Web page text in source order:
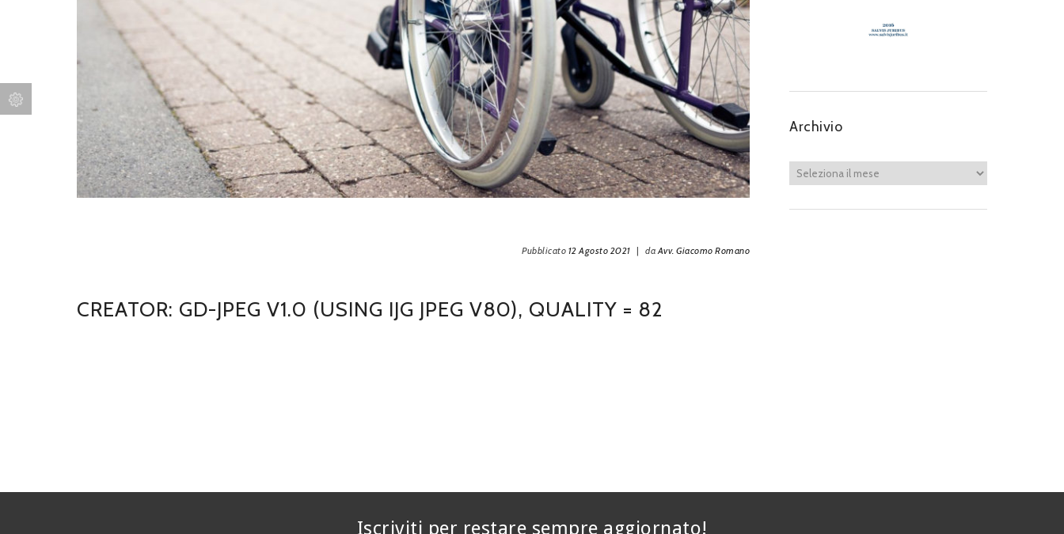
Pubblicato 12 Agosto 2021 | da Avv. Giacomo Romano
CREATOR: GD-JPEG V1.0 (USING IJG JPEG V80), QUALITY = 82
Archivio
Iscriviti per restare sempre aggiornato!